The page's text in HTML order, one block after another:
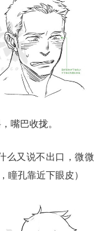
嘴巴收拢。
么又说不出口，微微
瞳孔靠近下眼皮）